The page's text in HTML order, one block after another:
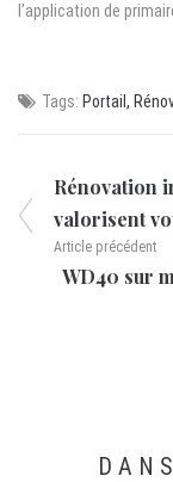
l’application de
Tags: Portail ,
Rénovation
valorisent
Article précédent
WD40 sur